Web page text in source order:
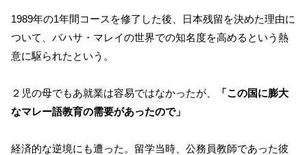
1989年の1年間コースを修了した後、日本残留を決めた理由に
ついて、バハサ・マレイの世界での知名度を高めるという熱
意に駆られたという。
２児の母でもあ就業は容易ではなかったが、
「この国に膨大
なマレー語教育の需要があったので」
経済的な逆境にも遭った。留学当時、公務員教師であった彼